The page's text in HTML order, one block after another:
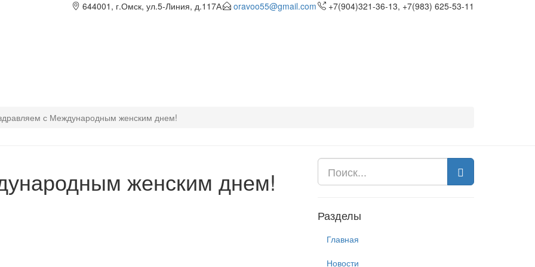
644001, г.Омск, ул.5-Линия, д.117А oravoo55@gmail.com +7(904)321-36-13, +7(983) 625-53-11
с Международным женским днем!
женским днем!
Разделы
Главная
Новости